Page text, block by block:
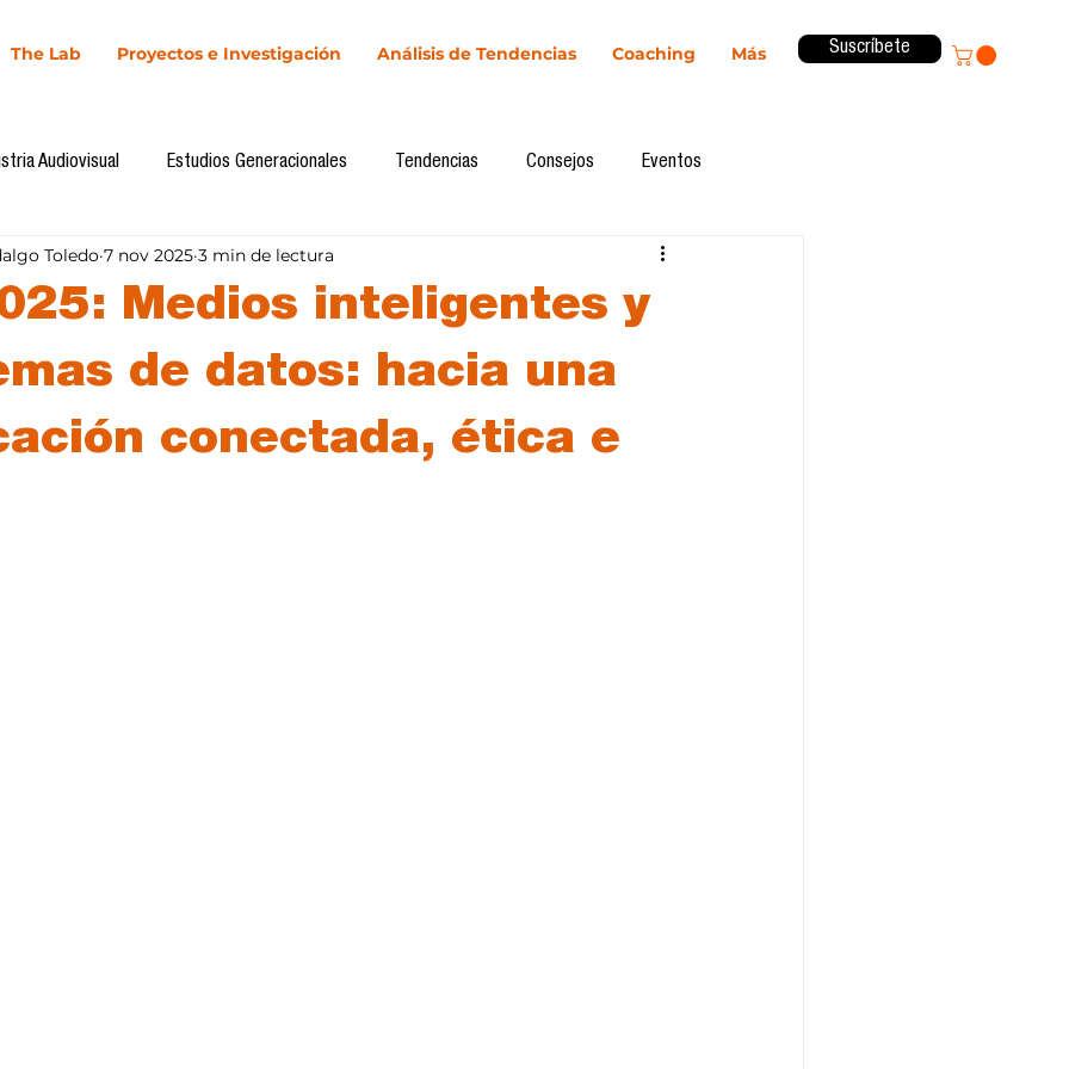
The Lab Proyectos e Investigación Análisis de Tendencias Coaching Más Suscríbete
Audiovisual Estudios Generacionales Tendencias Consejos Eventos
Cultura Digital Comunicación y Sociedad Innovación
Investigación H&NhCL CICA/Sintaxis
Casos de estudio Novedades Podcast Video Informes de investigación
Medios inteligentes y
de datos: hacia una
conectada, ética e
Toledo 7 nov 2025 3 min de lectura